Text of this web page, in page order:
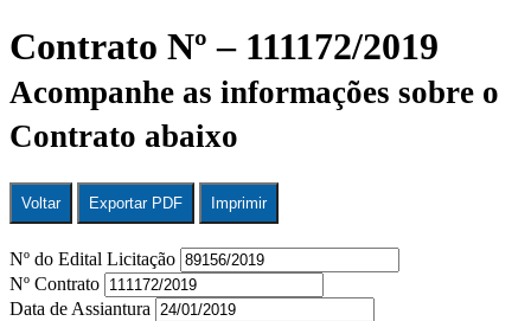
Contrato Nº – 111172/2019
Acompanhe as informações sobre o
Contrato abaixo
Voltar Exportar PDF Imprimir
Nº do Edital Licitação
Nº Contrato
Data de Assiantura